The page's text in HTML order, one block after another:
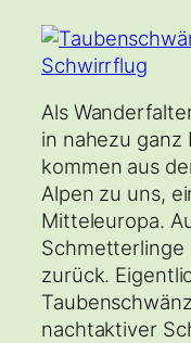
Als
in nahezu ganz
kommen aus
Alpen zu uns,
Mitteleuropa.
Schmetterlinge
zurück.
nachtaktiver